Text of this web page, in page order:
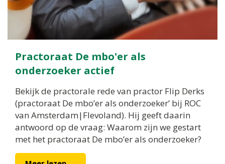
Practoraat De mbo'er als
onderzoeker actief
Bekijk de practorale rede van practor Flip Derks
(practoraat De mbo’er als onderzoeker’ bij ROC
van Amsterdam|Flevoland). Hij geeft daarin
antwoord op de vraag: Waarom zijn we gestart
met het practoraat De mbo’er als onderzoeker?